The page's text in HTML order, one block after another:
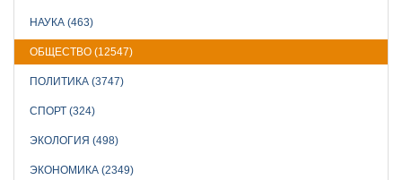
НАУКА (463)
ОБЩЕСТВО (12547)
ПОЛИТИКА (3747)
СПОРТ (324)
ЭКОЛОГИЯ (498)
ЭКОНОМИКА (2349)